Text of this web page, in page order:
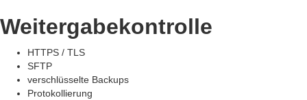
Weitergabekontrolle
HTTPS / TLS
SFTP
verschlüsselte Backups
Protokollierung